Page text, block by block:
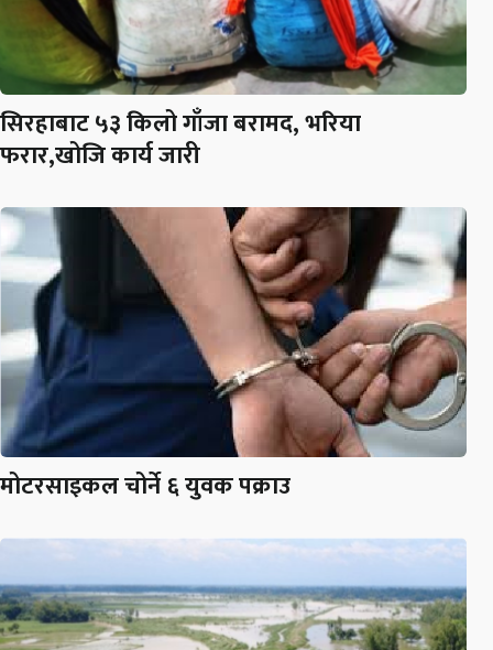
सिरहाबाट ५३ किलो गाँजा बरामद, भरिया
फरार,खोजि कार्य जारी
मोटरसाइकल चोर्ने ६ युवक पक्राउ